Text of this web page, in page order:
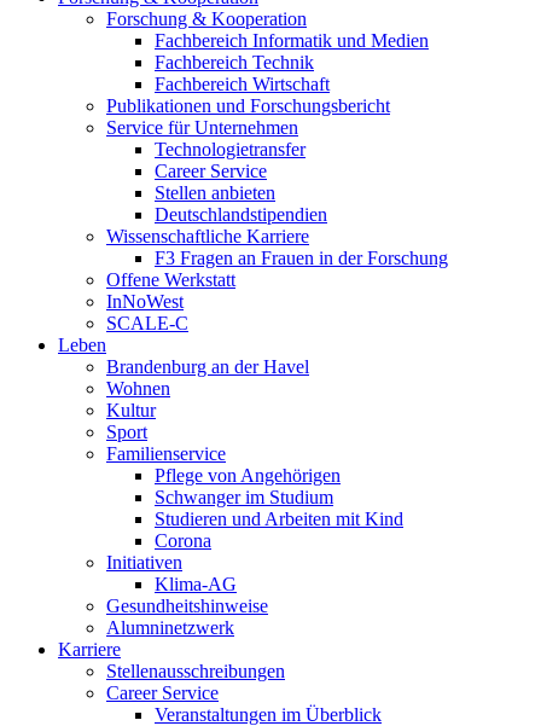
Forschung & Kooperation
Fachbereich Informatik und Medien
Fachbereich Technik
Fachbereich Wirtschaft
Publikationen und Forschungsbericht
Service für Unternehmen
Technologietransfer
Career Service
Stellen anbieten
Deutschlandstipendien
Wissenschaftliche Karriere
F3 Fragen an Frauen in der Forschung
Offene Werkstatt
InNoWest
SCALE-C
Leben
Brandenburg an der Havel
Wohnen
Kultur
Sport
Familienservice
Pflege von Angehörigen
Schwanger im Studium
Studieren und Arbeiten mit Kind
Corona
Initiativen
Klima-AG
Gesundheitshinweise
Alumninetzwerk
Karriere
Stellenausschreibungen
Career Service
Veranstaltungen im Überblick